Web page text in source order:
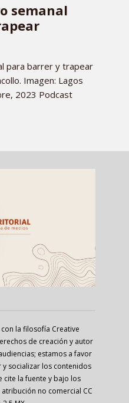
semanal
para barrer y trapear
Imagen: Lagos
2023 Podcast
la filosofía Creative
de creación y autor
estamos a favor
socializar los contenidos
cite la fuente y bajo los
no comercial CC